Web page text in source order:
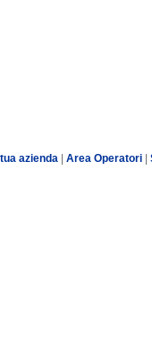
azienda Area Operatori